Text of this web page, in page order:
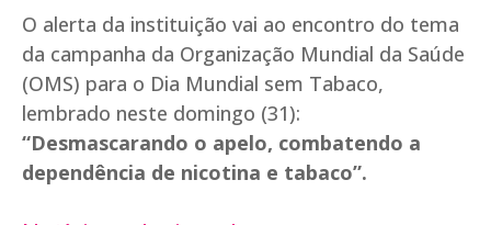
O alerta da instituição vai ao encontro do tema
da campanha da Organização Mundial da Saúde
(OMS) para o Dia Mundial sem Tabaco,
lembrado neste domingo (31):
“Desmascarando o apelo, combatendo a
dependência de nicotina e tabaco”.